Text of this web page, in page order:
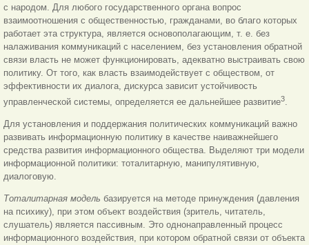
с народом. Для любого государственного органа вопрос
взаимоотношения с общественностью, гражданами, во благо которых
работает эта структура, является основополагающим, т. е. без
налаживания коммуникаций с населением, без установления обратной
связи власть не может функционировать, адекватно выстраивать свою
политику. От того, как власть взаимодействует с обществом, от
эффективности их диалога, дискурса зависит устойчивость
управленческой системы, определяется ее дальнейшее развитие3.
Для установления и поддержания политических коммуникаций важно
развивать информационную политику в качестве наиважнейшего
средства развития информационного общества. Выделяют три модели
информационной политики: тоталитарную, манипулятивную,
диалоговую.
Тоталитарная модель базируется на методе принуждения (давления
на психику), при этом объект воздействия (зритель, читатель,
слушатель) является пассивным. Это однонаправленный процесс
информационного воздействия, при котором обратной связи от объекта